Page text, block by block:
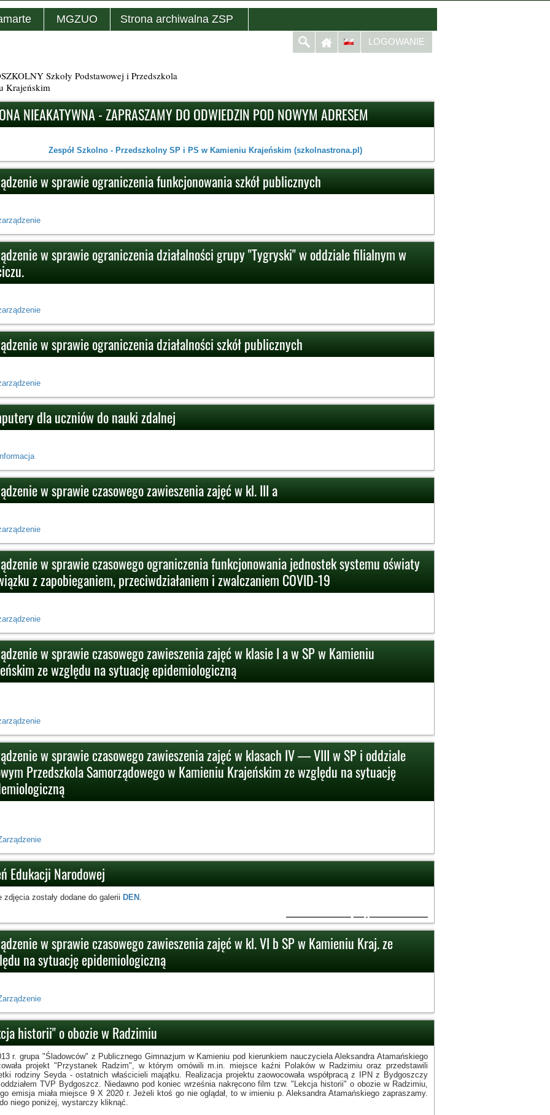
LOGOWANIE
Szkoły Podstawowej i Przedszkola
Krajeńskim
MGZUO Strona archiwalna ZSP
NIEAKATYWNA - ZAPRASZAMY DO ODWIEDZIN POD NOWYM ADRESEM
Zespół Szkolno - Przedszkolny SP i PS w Kamieniu Krajeńskim (szkolnastrona.pl)
w sprawie ograniczenia funkcjonowania szkół publicznych
w sprawie ograniczenia działalności grupy "Tygryski" w oddziale filialnym w
w sprawie ograniczenia działalności szkół publicznych
dla uczniów do nauki zdalnej
w sprawie czasowego zawieszenia zajęć w kl. III a
w sprawie czasowego ograniczenia funkcjonowania jednostek systemu oświaty
z zapobieganiem, przeciwdziałaniem i zwalczaniem COVID-19
w sprawie czasowego zawieszenia zajęć w klasie I a w SP w Kamieniu
ze względu na sytuację epidemiologiczną
w sprawie czasowego zawieszenia zajęć w klasach IV — VIII w SP i oddziale
Przedszkola Samorządowego w Kamieniu Krajeńskim ze względu na sytuację
Edukacji Narodowej
zdjęcia zostały dodane do galerii DEN .
2
w sprawie czasowego zawieszenia zajęć w kl. VI b SP w Kamieniu Kraj. ze
na sytuację epidemiologiczną
historii" o obozie w Radzimiu
r. grupa "Śladowców" z Publicznego Gimnazjum w Kamieniu pod kierunkiem nauczyciela Aleksandra Atamańskiego
projekt "Przystanek Radzim", w którym omówili m.in. miejsce kaźni Polaków w Radzimiu oraz przedstawili
rodziny Seyda - ostatnich właścicieli majątku. Realizacja projektu zaowocowała współpracą z IPN z Bydgoszczy
TVP Bydgoszcz. Niedawno pod koniec września nakręcono film tzw. "Lekcja historii" o obozie w Radzimiu,
emisja miała miejsce 9 X 2020 r. Jeżeli ktoś go nie oglądał, to w imieniu p. Aleksandra Atamańskiego zapraszamy.
niego poniżej, wystarczy kliknąć.